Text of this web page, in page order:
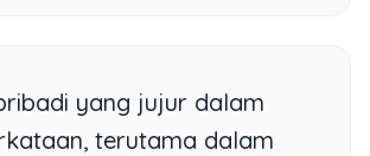
yang jujur dalam
terutama dalam